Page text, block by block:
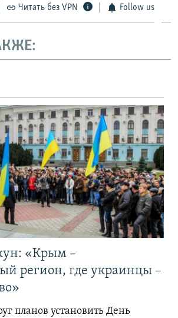
Читать без VPN Follow us
«Крым –
регион, где украинцы –
планов установить День